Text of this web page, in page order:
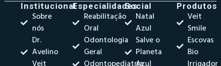
Institucional
Sobre
nós
Dr.
Avelino
Especialidades
Reabilitação
Oral
Odontologia
Geral
Social
Natal
Azul
Salve o
Planeta
Produtos
Veit
Smile
Escovas
Bio